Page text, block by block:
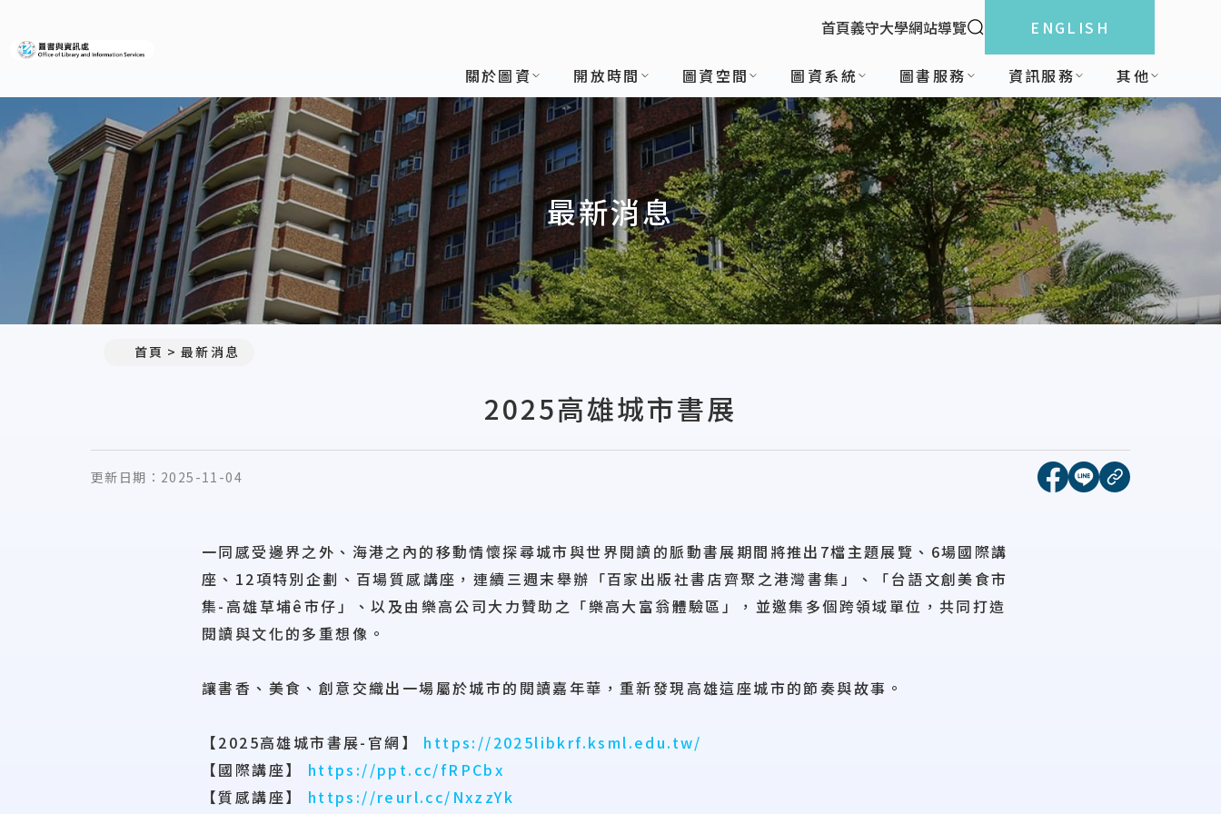
:::
首頁義守大學網站導覽 全站搜索ENGLISH
關於圖資 開放時間 圖資空間 圖資系統 圖書服務 資訊服務 其他
最新消息
首頁 最新消息
2025高雄城市書展
更新日期： 2025-11-04 [另開新視窗]分享到
[另開新視窗]分享
複製連結
一同感受邊界之外、海港之內的移動情懷探尋城市與世界閱讀的脈動書展期間將推出7檔主題展覽、6場國際講
座、12項特別企劃、百場質感講座，連續三週末舉辦「百家出版社書店齊聚之港灣書集」、「台語文創美食市
集-高雄草埔ê市仔」、以及由樂高公司大力贊助之「樂高大富翁體驗區」，並邀集多個跨領域單位，共同打造
閱讀與文化的多重想像。
讓書香、美食、創意交織出一場屬於城市的閱讀嘉年華，重新發現高雄這座城市的節奏與故事。
【2025高雄城市書展-官網】 https://2025libkrf.ksml.edu.tw/
【國際講座】 https://ppt.cc/fRPCbx
【質感講座】 https://reurl.cc/NxzzYk